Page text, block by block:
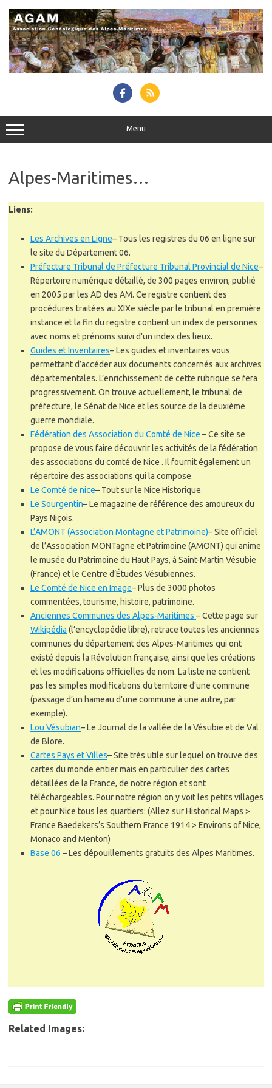
content
Menu
Alpes-Maritimes…
Liens:
Les Archives en Ligne– Tous les registres du 06 en ligne sur
le site du Département 06.
Préfecture Tribunal de Préfecture Tribunal Provincial de Nice–
Répertoire numérique détaillé, de 300 pages environ, publié
en 2005 par les AD des AM. Ce registre contient des
procédures traitées au XIXe siècle par le tribunal en première
instance et la fin du registre contient un index de personnes
avec noms et prénoms suivi d’un index des lieux.
Guides et Inventaires–Les guides et inventaires vous
permettant d’accéder aux documents concernés aux archives
départementales. L’enrichissement de cette rubrique se fera
progressivement. On trouve actuellement, le tribunal de
préfecture, le Sénat de Nice et les source de la deuxième
guerre mondiale.
Fédération des Association du Comté de Nice –Ce site se
propose de vous faire découvrir les activités de la fédération
des associations du comté de Nice . Il fournit également un
répertoire des associations qui la compose.
Le Comté de nice– Tout sur le Nice Historique.
Le Sourgentin–Le magazine de référence des amoureux du
Pays Niçois.
L’AMONT (Association Montagne et Patrimoine)–Site officiel
de l’Association MONTagne et Patrimoine (AMONT) qui anime
le musée du Patrimoine du Haut Pays, à Saint-Martin Vésubie
(France) et le Centre d’Études Vésubiennes.
Le Comté de Nice en Image–Plus de 3000 photos
commentées, tourisme, histoire, patrimoine.
Anciennes Communes des Alpes-Maritimes –Cette page sur
Wikipédia (l’encyclopédie libre), retrace toutes les anciennes
communes du département des Alpes-Maritimes qui ont
existé depuis la Révolution française, ainsi que les créations
et les modifications officielles de nom. La liste ne contient
pas les simples modifications du territoire d’une commune
(passage d’un hameau d’une commune à une autre, par
exemple).
Lou Vésubian–Le Journal de la vallée de la Vésubie et de Val
de Blore.
Cartes Pays et Villes–Site très utile sur lequel on trouve des
cartes du monde entier mais en particulier des cartes
détaillées de la France, de notre région et sont
téléchargeables. Pour notre région on y voit les petits villages
et pour Nice tous les quartiers: (Allez sur Historical Maps >
France Baedekers’s Southern France 1914 > Environs of Nice,
Monaco and Menton)
Base 06 –Les dépouillements gratuits des Alpes Maritimes.
Related Images: